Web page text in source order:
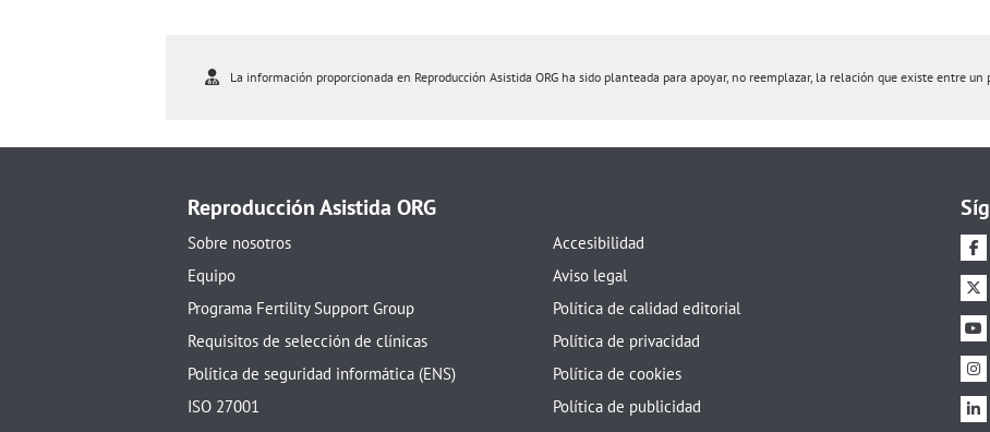
La información proporcionada en Reproducción Asistida ORG ha sido planteada para apoyar, no reemplazar, la relación que existe entre
Reproducción Asistida ORG
Sobre nosotros
Equipo
Programa Fertility Support Group
Requisitos de selección de clínicas
Política de seguridad informática (ENS)
ISO 27001
Accesibilidad
Aviso legal
Política de calidad editorial
Política de privacidad
Política de cookies
Política de publicidad